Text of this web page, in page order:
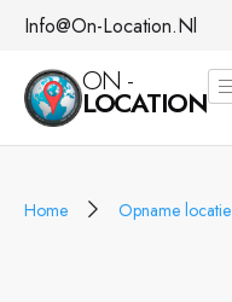
Info@on-Location.nl
ON -
LOCATION
Home Opname locatie